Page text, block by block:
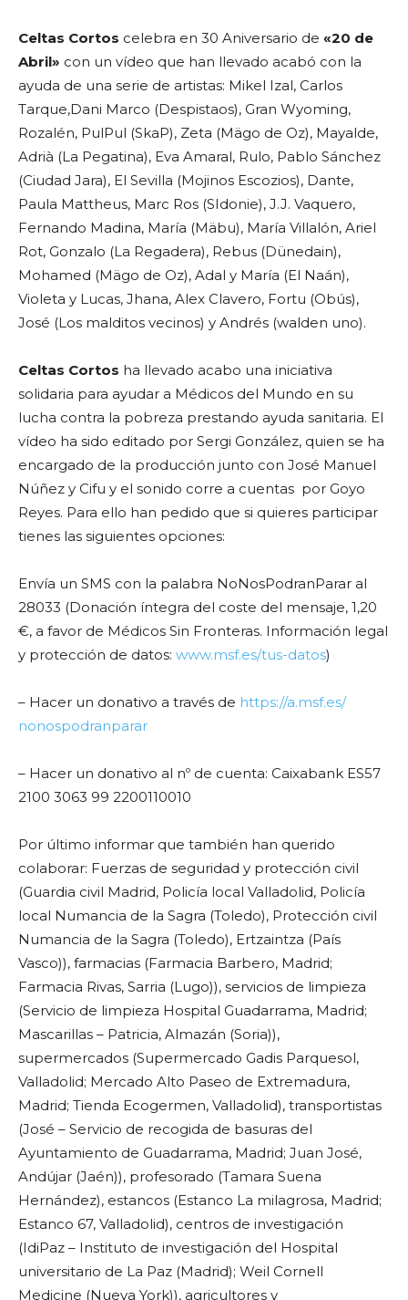
Celtas Cortos celebra en 30 Aniversario de «20 de
Abril» con un vídeo que han llevado acabó con la
ayuda de una serie de artistas: Mikel Izal, Carlos
Tarque,Dani Marco (Despistaos), Gran Wyoming,
Rozalén, PulPul (SkaP), Zeta (Mägo de Oz), Mayalde,
Adrià (La Pegatina), Eva Amaral, Rulo, Pablo Sánchez
(Ciudad Jara), El Sevilla (Mojinos Escozios), Dante,
Paula Mattheus, Marc Ros (SIdonie), J.J. Vaquero,
Fernando Madina, María (Mäbu), María Villalón, Ariel
Rot, Gonzalo (La Regadera), Rebus (Dünedain),
Mohamed (Mägo de Oz), Adal y María (El Naán),
Violeta y Lucas, Jhana, Alex Clavero, Fortu (Obús),
José (Los malditos vecinos) y Andrés (walden uno).
Celtas Cortos ha llevado acabo una iniciativa
solidaria para ayudar a Médicos del Mundo en su
lucha contra la pobreza prestando ayuda sanitaria. El
vídeo ha sido editado por Sergi González, quien se ha
encargado de la producción junto con José Manuel
Núñez y Cifu y el sonido corre a cuentas por Goyo
Reyes. Para ello han pedido que si quieres participar
tienes las siguientes opciones:
Envía un SMS con la palabra NoNosPodranParar al
28033 (Donación íntegra del coste del mensaje, 1,20
€, a favor de Médicos Sin Fronteras. Información legal
y protección de datos: www.msf.es/tus-datos)
– Hacer un donativo a través de https://a.msf.es/
nonospodranparar
– Hacer un donativo al nº de cuenta: Caixabank ES57
2100 3063 99 2200110010
Por último informar que también han querido
colaborar: Fuerzas de seguridad y protección civil
(Guardia civil Madrid, Policía local Valladolid, Policía
local Numancia de la Sagra (Toledo), Protección civil
Numancia de la Sagra (Toledo), Ertzaintza (País
Vasco)), farmacias (Farmacia Barbero, Madrid;
Farmacia Rivas, Sarria (Lugo)), servicios de limpieza
(Servicio de limpieza Hospital Guadarrama, Madrid;
Mascarillas – Patricia, Almazán (Soria)),
supermercados (Supermercado Gadis Parquesol,
Valladolid; Mercado Alto Paseo de Extremadura,
Madrid; Tienda Ecogermen, Valladolid), transportistas
(José – Servicio de recogida de basuras del
Ayuntamiento de Guadarrama, Madrid; Juan José,
Andújar (Jaén)), profesorado (Tamara Suena
Hernández), estancos (Estanco La milagrosa, Madrid;
Estanco 67, Valladolid), centros de investigación
(IdiPaz – Instituto de investigación del Hospital
universitario de La Paz (Madrid); Weil Cornell
Medicine (Nueva York)), agricultores y